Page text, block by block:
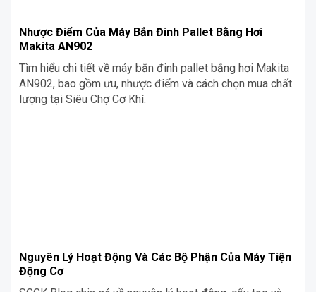
Nhược Điểm Của Máy Bắn Đinh Pallet Bằng Hơi
Makita AN902
Tìm hiểu chi tiết về máy bắn đinh pallet bằng hơi Makita
AN902, bao gồm ưu, nhược điểm và cách chọn mua chất
lượng tại Siêu Chợ Cơ Khí.
Nguyên Lý Hoạt Động Và Các Bộ Phận Của Máy Tiện
Động Cơ